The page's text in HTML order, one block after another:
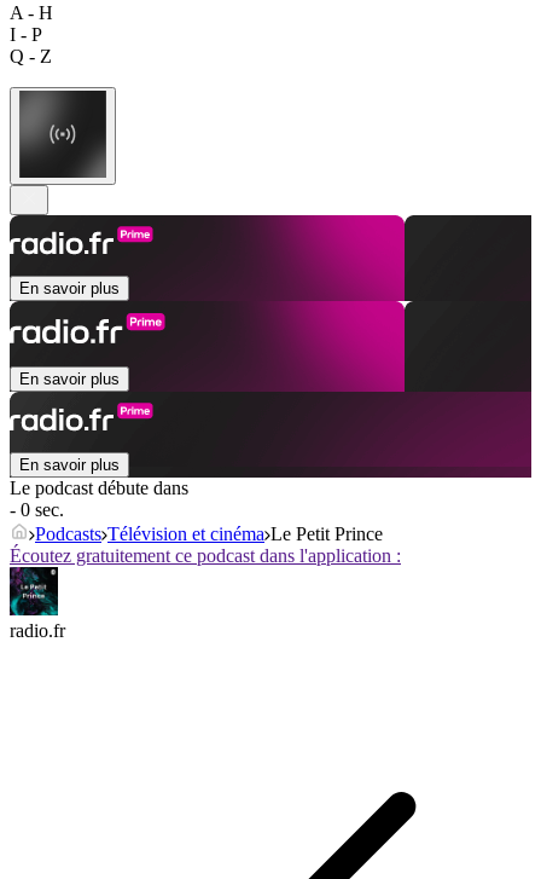
A - H
I - P
Q - Z
En savoir plus
En savoir plus
En savoir plus
Le podcast débute dans
- 0 sec.
Podcasts Télévision et cinéma Le Petit Prince
Écoutez gratuitement ce podcast dans l'application :
radio.fr